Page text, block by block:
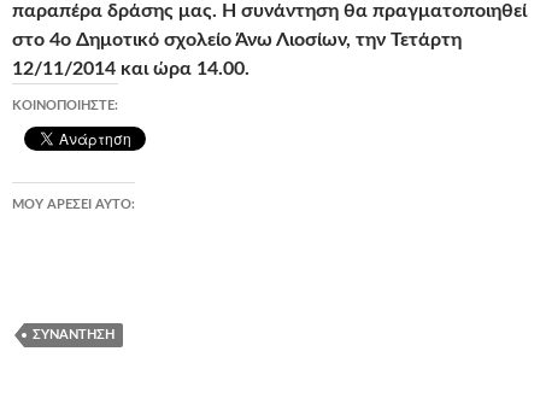
παραπέρα δράσης μας. Η συνάντηση θα πραγματοποιηθεί
στο 4ο Δημοτικό σχολείο Άνω Λιοσίων, την Τετάρτη
12/11/2014 και ώρα 14.00.
ΚΟΙΝΟΠΟΙΉΣΤΕ:
ΜΟΥ ΑΡΈΣΕΙ ΑΥΤΌ:
ΣΥΝΆΝΤΗΣΗ